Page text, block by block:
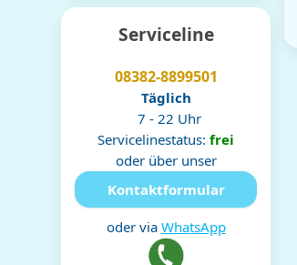
Serviceline
08382-8899501
Täglich
7 - 22 Uhr
Servicelinestatus: frei
oder über unser
Kontaktformular
oder via WhatsApp